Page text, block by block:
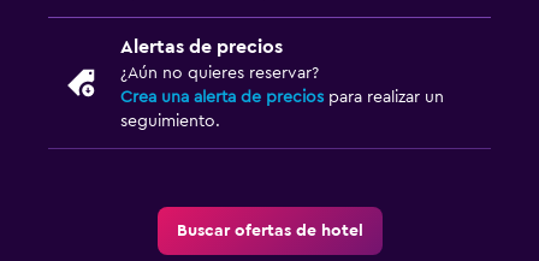
Alertas de precios
¿Aún no quieres reservar?
Crea una alerta de precios para realizar un
seguimiento.
Buscar ofertas de hotel